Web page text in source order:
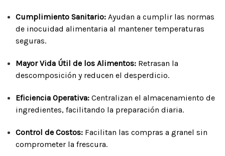
Cumplimiento Sanitario: Ayudan a cumplir las normas
de inocuidad alimentaria al mantener temperaturas
seguras.
Mayor Vida Útil de los Alimentos: Retrasan la
descomposición y reducen el desperdicio.
Eficiencia Operativa: Centralizan el almacenamiento de
ingredientes, facilitando la preparación diaria.
Control de Costos: Facilitan las compras a granel sin
comprometer la frescura.